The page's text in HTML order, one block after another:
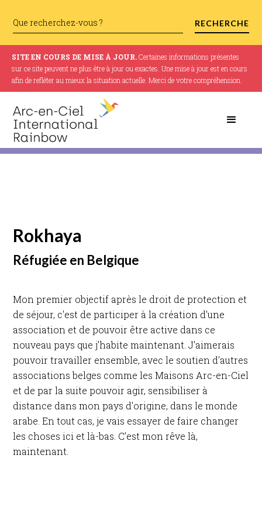
SITE EN COURS DE MISE À JOUR.Certaines informations présentes
sur ce site peuvent ne plus être à jour ou exactes. Une mise à jour est en cours
afin de refléter au mieux la situation actuelle. Merci de votre compréhension.
Rokhaya
Réfugiée en Belgique
Mon premier objectif après le droit de protection et
de séjour, c'est de participer à la création d'une
association et de pouvoir être active dans ce
nouveau pays que j’habite maintenant. J'aimerais
pouvoir travailler ensemble, avec le soutien d'autres
associations belges comme les Maisons Arc-en-Ciel
et de par la suite pouvoir agir, sensibiliser à
distance dans mon pays d'origine, dans le monde
arabe. En tout cas, je vais essayer de faire changer
les choses ici et là-bas. C’est mon rêve là,
maintenant.